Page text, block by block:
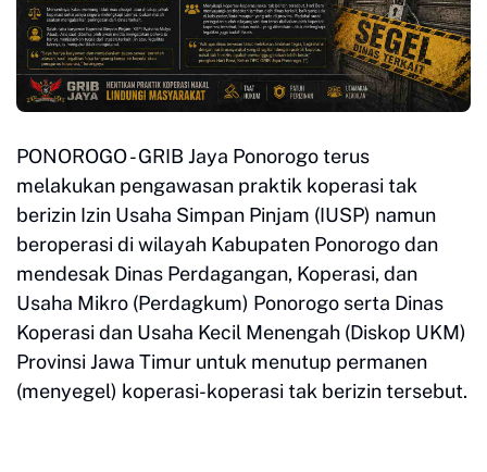
PONOROGO - GRIB Jaya Ponorogo terus
melakukan pengawasan praktik koperasi tak
berizin Izin Usaha Simpan Pinjam (IUSP) namun
beroperasi di wilayah Kabupaten Ponorogo dan
mendesak Dinas Perdagangan, Koperasi, dan
Usaha Mikro (Perdagkum) Ponorogo serta Dinas
Koperasi dan Usaha Kecil Menengah (Diskop UKM)
Provinsi Jawa Timur untuk menutup permanen
(menyegel) koperasi-koperasi tak berizin tersebut.